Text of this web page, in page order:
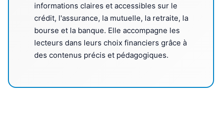
informations claires et accessibles sur le
crédit, l'assurance, la mutuelle, la retraite, la
bourse et la banque. Elle accompagne les
lecteurs dans leurs choix financiers grâce à
des contenus précis et pédagogiques.